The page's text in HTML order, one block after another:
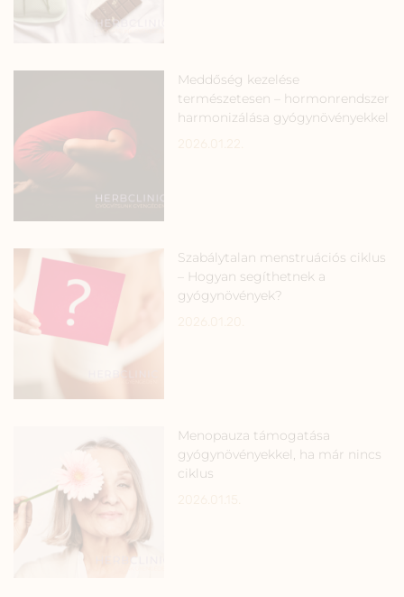
Meddőség kezelése
természetesen – hormonrendszer
harmonizálása gyógynövényekkel
Szabálytalan menstruációs ciklus
– Hogyan segíthetnek a
gyógynövények?
Menopauza támogatása
gyógynövényekkel, ha már nincs
ciklus